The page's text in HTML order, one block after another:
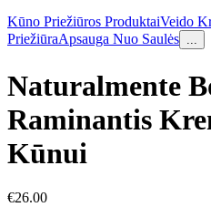
Kūno Priežiūros ProduktaiVeido
PriežiūraApsauga Nuo Saulės ...
Naturalmente
Raminantis
Kūnui
€26.00